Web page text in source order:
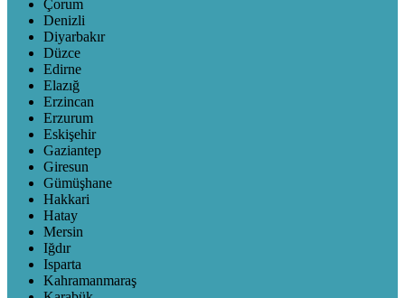
Çorum
Denizli
Diyarbakır
Düzce
Edirne
Elazığ
Erzincan
Erzurum
Eskişehir
Gaziantep
Giresun
Gümüşhane
Hakkari
Hatay
Mersin
Iğdır
Isparta
Kahramanmaraş